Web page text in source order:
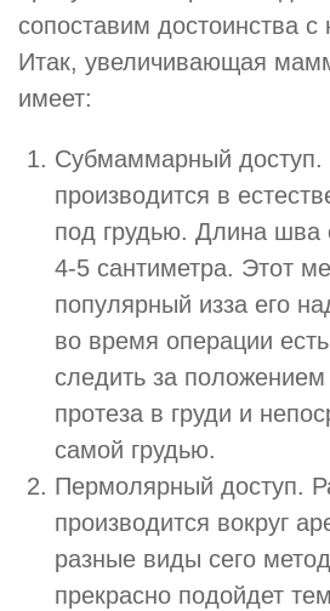
сопоставим достоинства с
Итак, увеличивающая
имеет:
Субмаммарный доступ.
производится в
под грудью. Длина шва
4-5 сантиметра. Этот
популярный изза его
во время операции
следить за положением
протеза в груди и
самой грудью.
Пермолярный доступ.
производится вокруг
разные виды сего
прекрасно подойдет